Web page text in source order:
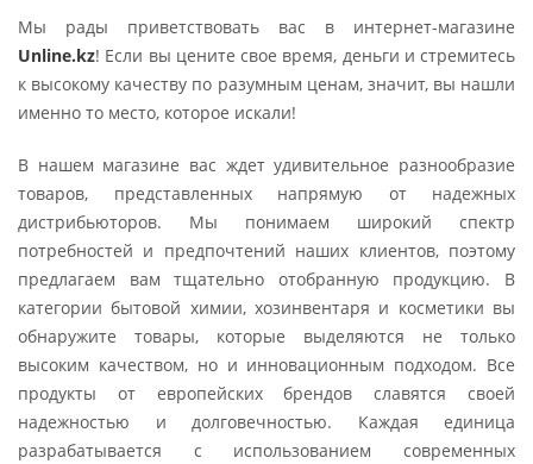
Мы рады приветствовать вас в интернет-магазине
Unline.kz! Если вы цените свое время, деньги и стремитесь
к высокому качеству по разумным ценам, значит, вы нашли
именно то место, которое искали!
В нашем магазине вас ждет удивительное разнообразие
товаров, представленных напрямую от надежных
дистрибьюторов. Мы понимаем широкий спектр
потребностей и предпочтений наших клиентов, поэтому
предлагаем вам тщательно отобранную продукцию. В
категории бытовой химии, хозинвентаря и косметики вы
обнаружите товары, которые выделяются не только
высоким качеством, но и инновационным подходом. Все
продукты от европейских брендов славятся своей
надежностью и долговечностью. Каждая единица
разрабатывается с использованием современных